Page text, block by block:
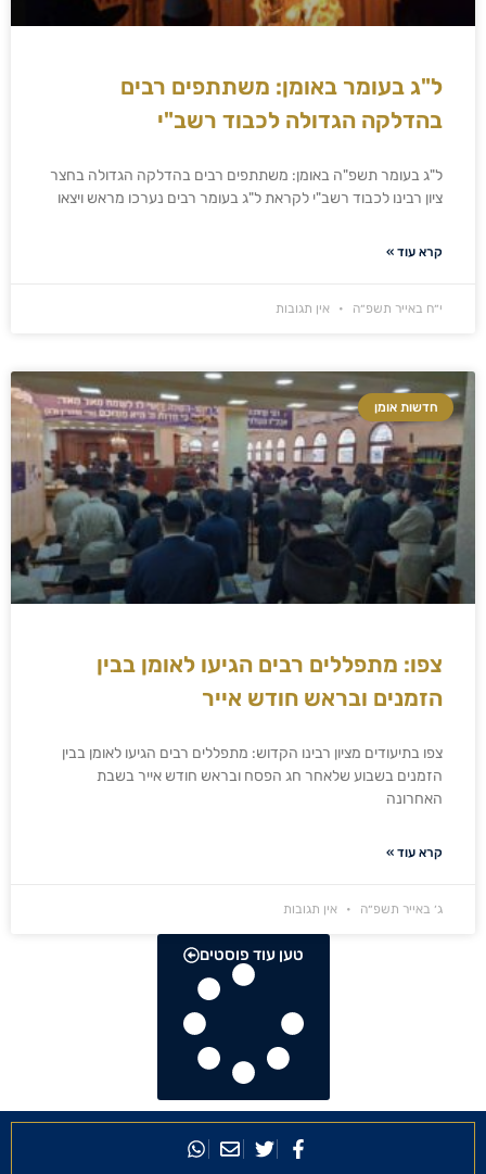
ל"ג בעומר באומן: משתתפים רבים
בהדלקה הגדולה לכבוד רשב"י
ל"ג בעומר תשפ"ה באומן: משתתפים רבים בהדלקה הגדולה בחצר
ציון רבינו לכבוד רשב"י לקראת ל"ג בעומר רבים נערכו מראש ויצאו
קרא עוד »
י״ח באייר תשפ״ה אין תגובות
חדשות אומן
צפו: מתפללים רבים הגיעו לאומן בבין
הזמנים ובראש חודש אייר
צפו בתיעודים מציון רבינו הקדוש: מתפללים רבים הגיעו לאומן בבין
הזמנים בשבוע שלאחר חג הפסח ובראש חודש אייר בשבת
האחרונה
קרא עוד »
ג׳ באייר תשפ״ה אין תגובות
טען עוד פוסטים